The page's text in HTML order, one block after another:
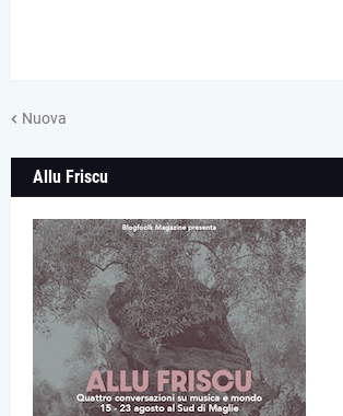
Nuova
Allu Friscu